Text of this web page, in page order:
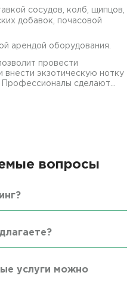
сосудов, колб, щипцов,
добавок, почасовой
арендой оборудования.
провести
внести экзотическую нотку
сделают...
вопросы
услуги можно